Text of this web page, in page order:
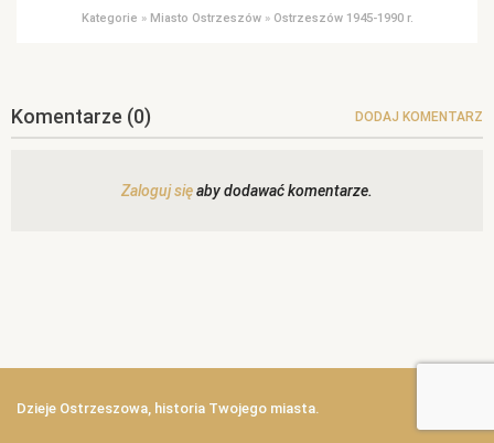
Kategorie » Miasto Ostrzeszów» Ostrzeszów 1945-1990 r.
Komentarze (0) DODAJ KOMENTARZ
Zaloguj sięaby dodawać komentarze.
Dzieje Ostrzeszowa, historia Twojego miasta.